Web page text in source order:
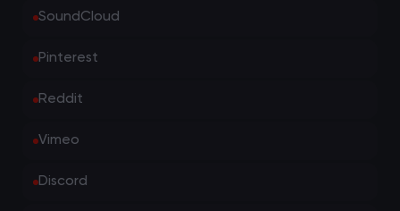
SoundCloud
Pinterest
Reddit
Vimeo
Discord